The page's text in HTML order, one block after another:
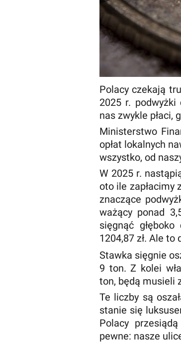
Polacy czekają
2025 r.
nas zwykle płaci,
Ministerstwo
opłat lokalnych
wszystko, od
W 2025 r.
oto ile zapłacimy
znaczące
ważący ponad
sięgnąć
1204,87 zł. Ale
Stawka sięgnie
9 ton. Z kolei
ton, będą musieli
Te liczby są
stanie się
Polacy
pewne: nasze